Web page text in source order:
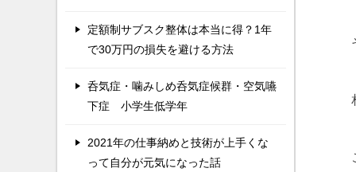
定額制サブスク整体は本当に得？1年
で30万円の損失を避ける方法
呑気症・噛みしめ呑気症候群・空気嚥
下症 小学生低学年
2021年の仕事納めと技術が上手くな
って自分が元気になった話